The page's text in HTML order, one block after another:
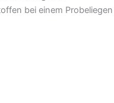
bei einem Probeliegen